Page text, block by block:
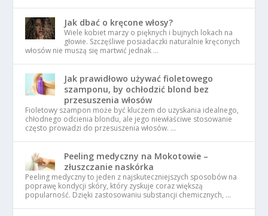
Jak dbać o kręcone włosy?
Wiele kobiet marzy o pięknych i bujnych lokach na
głowie. Szczęśliwe posiadaczki naturalnie kręconych
włosów nie muszą się martwić jednak …
Jak prawidłowo używać fioletowego
szamponu, by ochłodzić blond bez
przesuszenia włosów
Fioletowy szampon może być kluczem do uzyskania idealnego,
chłodnego odcienia blondu, ale jego niewłaściwe stosowanie
często prowadzi do przesuszenia włosów. …
Peeling medyczny na Mokotowie –
złuszczanie naskórka
Peeling medyczny to jeden z najskuteczniejszych sposobów na
poprawę kondycji skóry, który zyskuje coraz większą
popularność. Dzięki zastosowaniu substancji chemicznych, …